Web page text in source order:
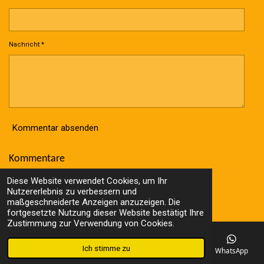
Diese Website verwendet Cookies, um Ihr
Nutzererlebnis zu verbessern und
maßgeschneiderte Anzeigen anzuzeigen. Die
fortgesetzte Nutzung dieser Website bestätigt Ihre
Zustimmung zur Verwendung von Cookies.
Ich stimme zu
Nachricht *
Kommentar absenden
Kommentare
Es gibt noch keine Kommentare.
© 2023 - 2026 Wolle Online Shop
Mit Unterstützung von Webador
Telefon Karte WhatsApp